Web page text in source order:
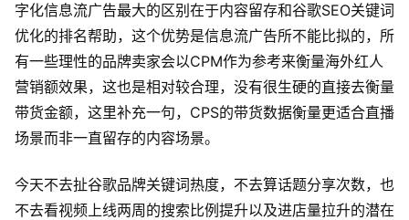
字化信息流广告最大的区别在于内容留存和谷歌SEO关键词
优化的排名帮助，这个优势是信息流广告所不能比拟的，所
有一些理性的品牌卖家会以CPM作为参考来衡量海外红人
营销额效果，这也是相对较合理，没有很生硬的直接去衡量
带货金额，这里补充一句，CPS的带货数据衡量更适合直播
场景而非一直留存的内容场景。
今天不去扯谷歌品牌关键词热度，不去算话题分享次数，也
不去看视频上线两周的搜索比例提升以及进店量拉升的潜在